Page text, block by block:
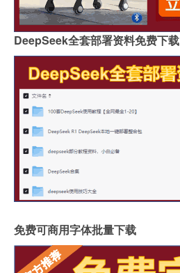
DeepSeek全套部署资料免费下载
免费可商用字体批量下载